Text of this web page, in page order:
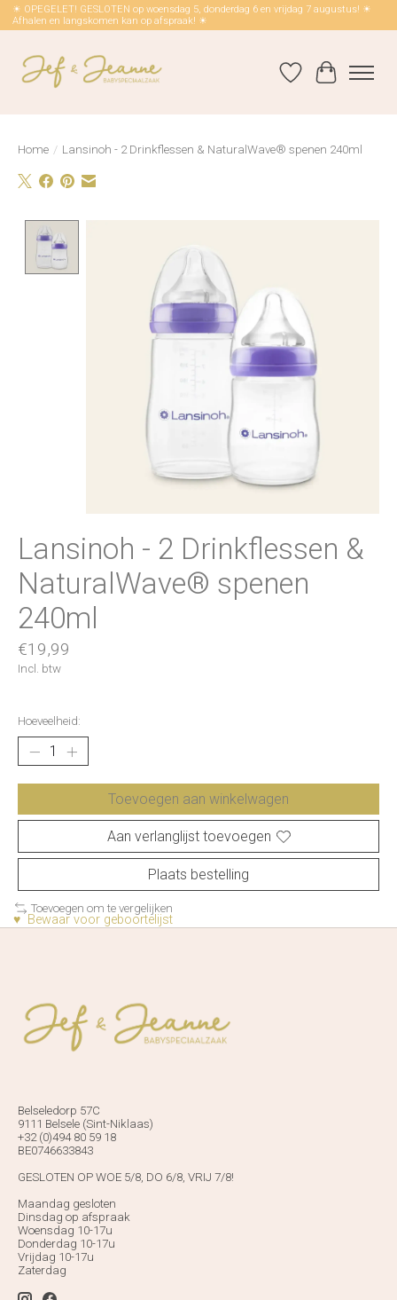
☀ OPEGELET! GESLOTEN op woensdag 5, donderdag 6 en vrijdag 7 augustus! ☀
Afhalen en langskomen kan op afspraak! ☀
Verlanglijst
Home / Lansinoh - 2 Drinkflessen & NaturalWave® spenen 240ml
Lansinoh - 2 Drinkflessen &
NaturalWave® spenen
240ml
€19,99
Incl. btw
Hoeveelheid:
Toevoegen aan winkelwagen
Aan verlanglijst toevoegen
Plaats bestelling
Toevoegen om te vergelijken
♥ Bewaar voor geboortelijst
Belseledorp 57C
9111 Belsele (Sint-Niklaas)
+32 (0)494 80 59 18
BE0746633843
GESLOTEN OP WOE 5/8, DO 6/8, VRIJ 7/8!
Maandag gesloten
Dinsdag op afspraak
Woensdag 10-17u
Donderdag 10-17u
Vrijdag 10-17u
Zaterdag